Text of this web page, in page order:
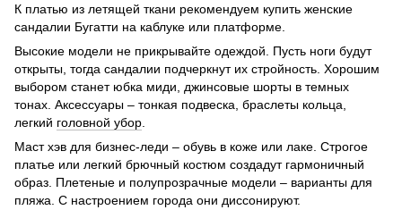
К платью из летящей ткани рекомендуем купить женские
сандалии Бугатти на каблуке или платформе.
Высокие модели не прикрывайте одеждой. Пусть ноги будут
открыты, тогда сандалии подчеркнут их стройность. Хорошим
выбором станет юбка миди, джинсовые шорты в темных
тонах. Аксессуары – тонкая подвеска, браслеты кольца,
легкий головной убор
Маст хэв для бизнес-леди – обувь в коже или лаке. Строгое
платье или легкий брючный костюм создадут гармоничный
образ. Плетеные и полупрозрачные модели – варианты для
пляжа. С настроением города они диссонируют.